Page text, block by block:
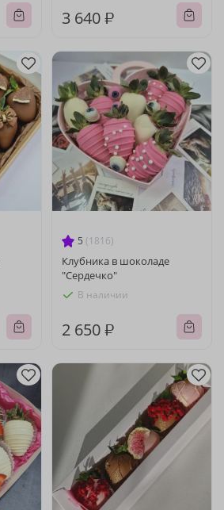
3 640 ₽
5 (1816)
Клубника в шоколаде
"Сердечко"
В наличии
2 650 ₽